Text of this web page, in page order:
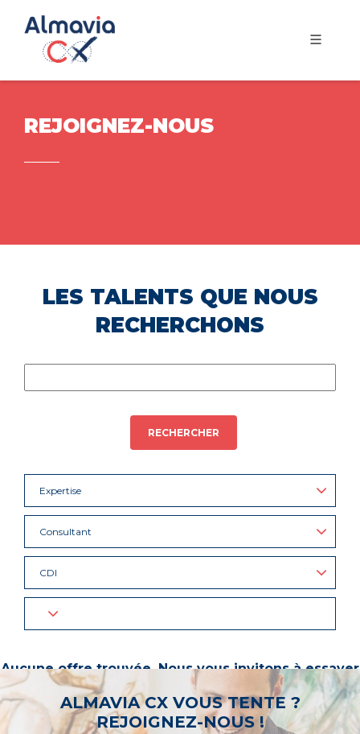
REJOIGNEZ-NOUS
LES TALENTS QUE NOUS
RECHERCHONS
RECHERCHER
Expertise
Consultant
CDI
Aucune offre trouvée. Nous vous invitons à essayer
d’autres mots-clés ou à sélectionner un « métier ».
ALMAVIA CX VOUS TENTE ?
REJOIGNEZ-NOUS !